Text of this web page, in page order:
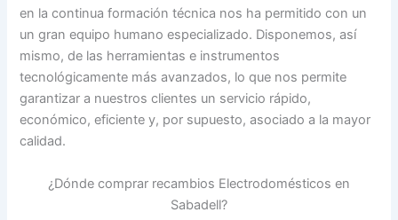
en la continua formación técnica nos ha permitido con un
un gran equipo humano especializado. Disponemos, así
mismo, de las herramientas e instrumentos
tecnológicamente más avanzados, lo que nos permite
garantizar a nuestros clientes un servicio rápido,
económico, eficiente y, por supuesto, asociado a la mayor
calidad.
¿Dónde comprar recambios Electrodomésticos en
Sabadell?